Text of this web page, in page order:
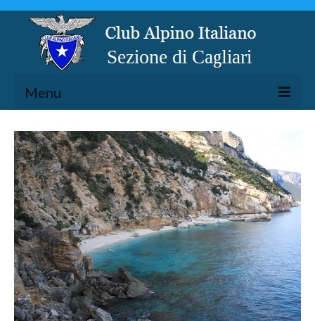
Menu
ESCURSIONISMO
SPELEOLOGIA
ARRAMPICATA
CICLOESCURSIONISMO
TORRENTISMO